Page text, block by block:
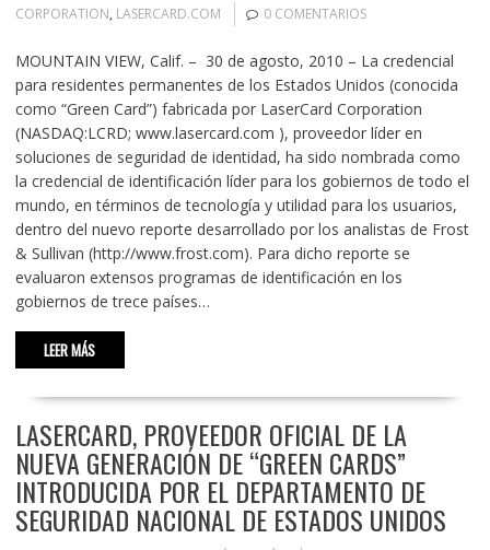
CORPORATION, LASERCARD.COM 0 COMENTARIOS
MOUNTAIN VIEW, Calif. – 30 de agosto, 2010 – La credencial
para residentes permanentes de los Estados Unidos (conocida
como “Green Card”) fabricada por LaserCard Corporation
(NASDAQ:LCRD; www.lasercard.com ), proveedor líder en
soluciones de seguridad de identidad, ha sido nombrada como
la credencial de identificación líder para los gobiernos de todo el
mundo, en términos de tecnología y utilidad para los usuarios,
dentro del nuevo reporte desarrollado por los analistas de Frost
& Sullivan (http://www.frost.com). Para dicho reporte se
evaluaron extensos programas de identificación en los
gobiernos de trece países…
LEER MÁS
LASERCARD, PROVEEDOR OFICIAL DE LA
NUEVA GENERACIÓN DE “GREEN CARDS”
INTRODUCIDA POR EL DEPARTAMENTO DE
SEGURIDAD NACIONAL DE ESTADOS UNIDOS